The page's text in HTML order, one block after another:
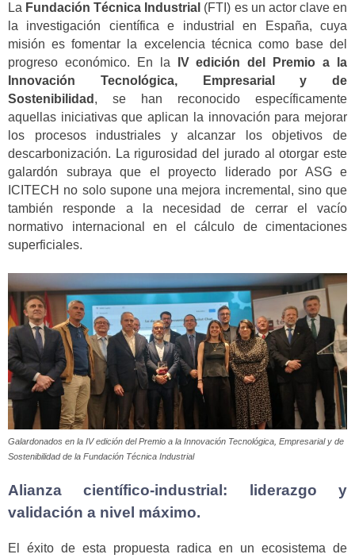
La Fundación Técnica Industrial (FTI) es un actor clave en
la investigación científica e industrial en España, cuya
misión es fomentar la excelencia técnica como base del
progreso económico. En la
IV edición del Premio a la
Innovación Tecnológica, Empresarial y de
Sostenibilidad , se han reconocido específicamente
aquellas iniciativas que aplican la innovación para mejorar
los procesos industriales y alcanzar los objetivos de
descarbonización. La rigurosidad del jurado al otorgar este
galardón subraya que el proyecto liderado por ASG e
ICITECH no solo supone una mejora incremental, sino que
también responde a la necesidad de cerrar el vacío
normativo internacional en el cálculo de cimentaciones
superficiales.
Galardonados en la IV edición del Premio a la Innovación Tecnológica, Empresarial y de
Sostenibilidad de la Fundación Técnica Industrial
Alianza científico-industrial: liderazgo y
validación a nivel máximo.
El éxito de esta propuesta radica en un ecosistema de